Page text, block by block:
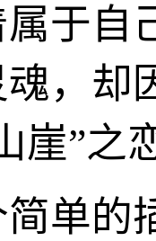
于自
，却
崖”之
单的